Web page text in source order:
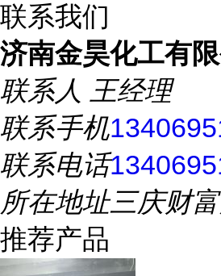
联系我们
济南金昊化工有限
联系人 王经理
联系手机
联系电话
所在地址三庆财
推荐产品